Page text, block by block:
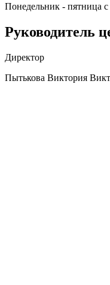
Понедельник - пятница
Руководитель
Директор
Пытькова Виктория